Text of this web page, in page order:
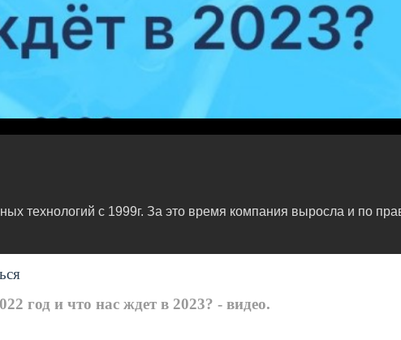
технологий c 1999г. За это время компания выросла и по
год и что нас ждет в 2023? - видео.